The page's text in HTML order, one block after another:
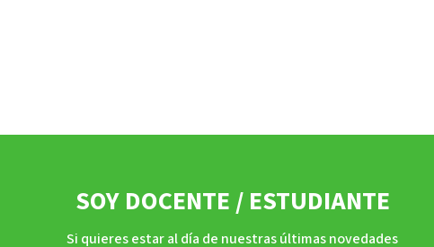
SOY DOCENTE / ESTUDIANTE
Si quieres estar al día de nuestras últimas novedades